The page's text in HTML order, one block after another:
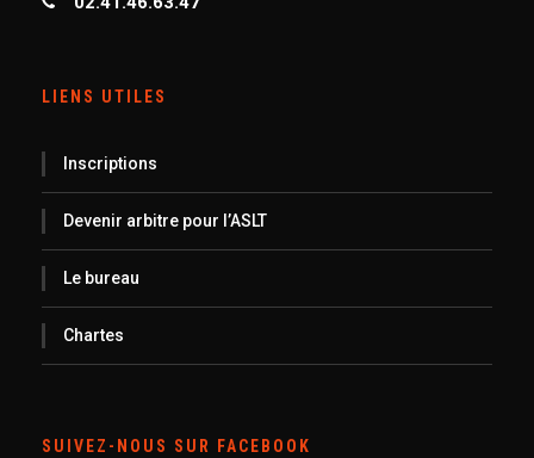
LIENS UTILES
Inscriptions
Devenir arbitre pour l’ASLT
Le bureau
Chartes
SUIVEZ-NOUS SUR FACEBOOK